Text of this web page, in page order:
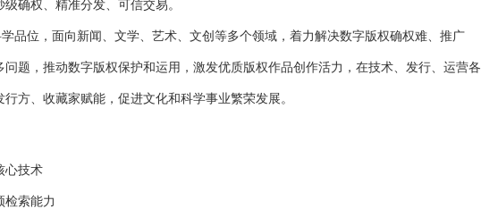
确权、精准分发、可信交易。
学品位，面向新闻、文学、艺术、文创等多个领域，着力解决数字版权确权难、推广
问题，推动数字版权保护和运用，激发优质版权作品创作活力，在技术、发行、运营各
方、收藏家赋能，促进文化和科学事业繁荣发展。
心技术
检索能力